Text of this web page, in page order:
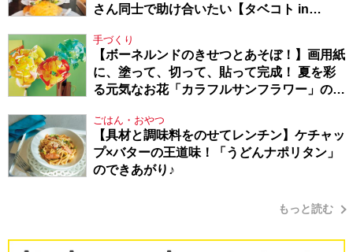
さん同士で助け合いたい【タベコト in
手づくり
【ボーネルンドのきせつとあそぼ！】画用紙
に、塗って、切って、貼って完成！ 夏を彩
る元気なお花「カラフルサンフラワー」の作
ごはん・おやつ
【具材と調味料をのせてレンチン】ケチャッ
プ×バターの王道味！「うどんナポリタン」
のできあがり♪
もっと読む